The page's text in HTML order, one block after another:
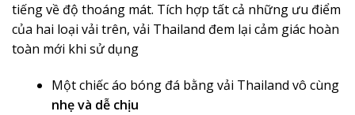
tiếng về độ thoáng mát. Tích hợp tất cả những ưu điểm
của hai loại vải trên, vải Thailand đem lại cảm giác hoàn
toàn mới khi sử dụng
Một chiếc áo bóng đá bằng vải Thailand vô cùng
nhẹ và dễ chịu